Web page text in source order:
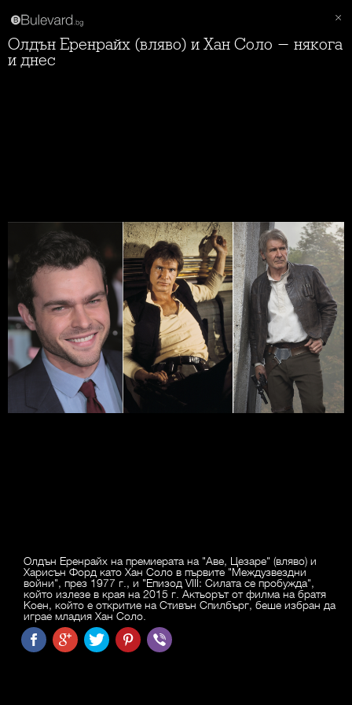
Олдън Еренрайх (вляво) и Хан Соло - някога
и днес
Олдън Еренрайх на премиерата на "Аве, Цезаре" (вляво) и
Харисън Форд като Хан Соло в първите "Междузвездни
войни", през 1977 г., и "Епизод VIII: Силата се пробужда",
който излезе в края на 2015 г. Актьорът от филма на братя
Коен, който е откритие на Стивън Спилбърг, беше избран да
играе младия Хан Соло.